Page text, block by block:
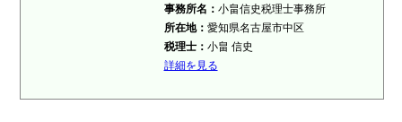
事務所名： 小畠信史税理士事務所
所在地： 愛知県名古屋市中区
税理士： 小畠 信史
詳細を見る